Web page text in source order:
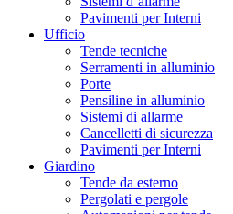
Pavimenti per Interni
Ufficio
Tende tecniche
Serramenti in alluminio
Porte
Pensiline in alluminio
Sistemi di allarme
Cancelletti di sicurezza
Pavimenti per Interni
Giardino
Tende da esterno
Pergolati e pergole